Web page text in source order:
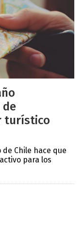
de
turístico
Chile hace que
para los